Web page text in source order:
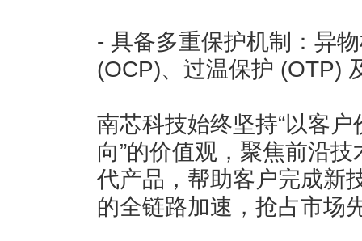
- 具备多重保护机制：异
(OCP)、过温保护 (OTP)
南芯科技始终坚持“以客
向”的价值观，聚焦前沿
代产品，帮助客户完成新
的全链路加速，抢占市场